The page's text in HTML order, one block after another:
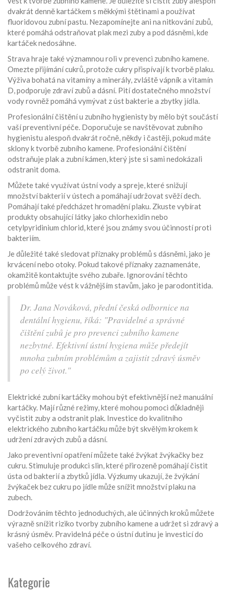
dvakrát denně kartáčkem s měkkými štětinami a používat
fluoridovou zubní pastu. Nezapomínejte ani na nitkování zubů,
které pomáhá odstraňovat plak mezi zuby a pod dásněmi, kde
kartáček nedosáhne.
Strava hraje také významnou roli v prevenci zubního kamene.
Omezte přijímání cukrů, protože cukry přispívají k tvorbě plaku.
Výživa bohatá na vitamíny a minerály, zvláště vápník a vitamín
D, podporuje zdraví zubů a dásní. Pití dostatečného množství
vody rovněž pomáhá vymývat z úst bakterie a zbytky jídla.
Profesionální čištění u zubního hygienisty by mělo být součástí
vaší preventivní péče. Doporučuje se navštěvovat zubního
hygienistu alespoň dvakrát ročně, někdy i častěji, pokud máte
sklony k tvorbě zubního kamene. Profesionální čištění
odstraňuje plak a zubní kámen, který jste si sami nedokázali
odstranit doma.
Můžete také využívat ústní vody a spreje, které snižují
množství bakterií v ústech a pomáhají udržovat svěží dech.
Pomáhají také předcházet hromadění plaku. Zkuste vybírat
produkty obsahující látky jako chlorhexidin nebo
cetylpyridinium chlorid, které jsou známy svou účinností proti
bakteriím.
Je důležité také sledovat příznaky problémů s dásněmi, jako je
krvácení nebo otoky. Pokud takové příznaky zaznamenáte,
okamžitě kontaktujte svého zubaře. Ignorování těchto
problémů může vést k vážnějším stavům, jako je parodontitida.
Dr. Jana Nováková, přední česká odbornice na
dentální hygienu, říká: "Pravidelné a správné
čištění zubů je pro prevenci zubního kamene
nezbytné. Efektivní ústní hygiena může předejít
mnoha zubním problémům a zajistit zdravý úsměv
po celý život."
Elektrické zubní kartáčky mohou být efektivnější než manuální
kartáčky. Mají různé režimy, které mohou pomoci důkladněji
vyčistit zuby a odstranit plak. Investice do kvalitního
elektrického zubního kartáčku může být skvělým krokem k
udržení zdravých zubů a dásní.
Jako preventivní opatření můžete také žvýkat žvýkačky bez
cukru. Stimuluje produkci slin, které přirozeně pomáhají čistit
ústa od bakterií a zbytků jídla. Výzkumy ukazují, že žvýkání
žvýkaček bez cukru po jídle může snížit množství plaku na
zubech.
Dodržováním těchto jednoduchých, ale účinných kroků můžete
výrazně snížit riziko tvorby zubního kamene a udržet si zdravý a
krásný úsměv. Pravidelná péče o ústní dutinu je investicí do
vašeho celkového zdraví.
Kategorie